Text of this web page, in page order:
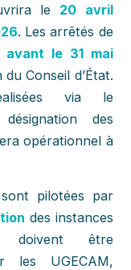
le 20 avril
. Les arrêtés de
avant le 31 mai
Conseil d’État.
via le
des
opérationnel à
sont pilotées par
des instances
doivent être
les UGECAM,